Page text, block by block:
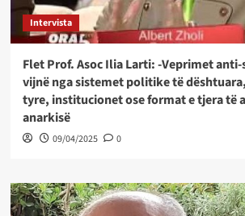
Intervista
Flet Prof. Asoc Ilia Larti: -Veprimet
vijnë nga sistemet politike të
tyre, institucionet ose format e tjera të
anarkisë
09/04/2025 0